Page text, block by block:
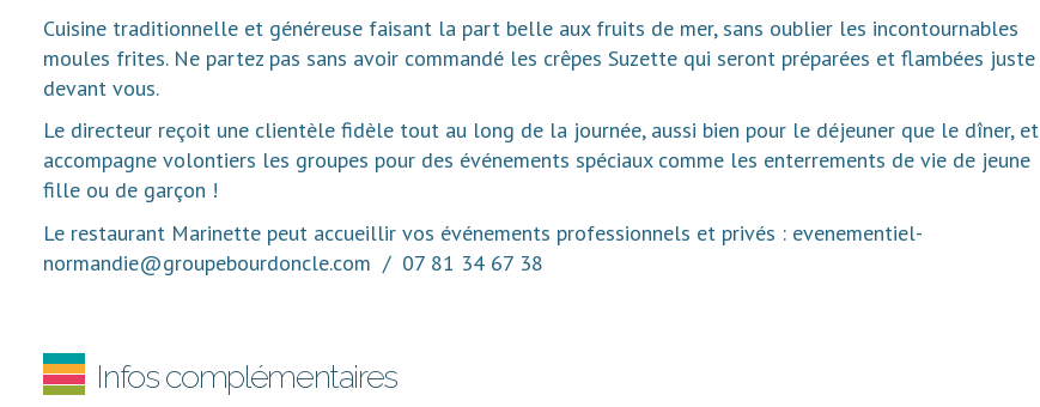
Cuisine traditionnelle et généreuse faisant la part belle aux fruits de mer, sans oublier les incontournables
moules frites. Ne partez pas sans avoir commandé les crêpes Suzette qui seront préparées et flambées juste
devant vous.
Le directeur reçoit une clientèle fidèle tout au long de la journée, aussi bien pour le déjeuner que le dîner, et
accompagne volontiers les groupes pour des événements spéciaux comme les enterrements de vie de jeune
fille ou de garçon !
Le restaurant Marinette peut accueillir vos événements professionnels et privés : evenementiel-
normandie@groupebourdoncle.com / 07 81 34 67 38
Infos complémentaires